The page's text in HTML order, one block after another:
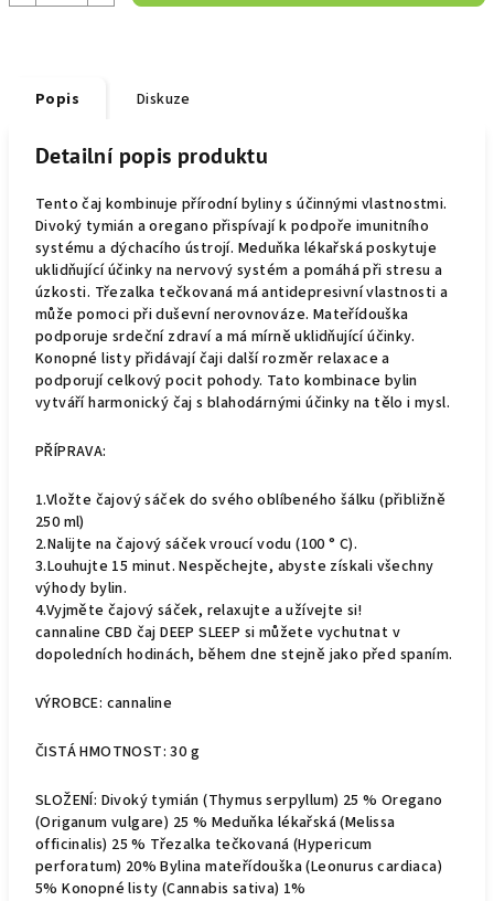
Popis Diskuze
Detailní popis produktu
Tento čaj kombinuje přírodní byliny s účinnými vlastnostmi.
Divoký tymián a oregano přispívají k podpoře imunitního
systému a dýchacího ústrojí. Meduňka lékařská poskytuje
uklidňující účinky na nervový systém a pomáhá při stresu a
úzkosti. Třezalka tečkovaná má antidepresivní vlastnosti a
může pomoci při duševní nerovnováze. Mateřídouška
podporuje srdeční zdraví a má mírně uklidňující účinky.
Konopné listy přidávají čaji další rozměr relaxace a
podporují celkový pocit pohody. Tato kombinace bylin
vytváří harmonický čaj s blahodárnými účinky na tělo i mysl.
PŘÍPRAVA:
1.Vložte čajový sáček do svého oblíbeného šálku (přibližně
250 ml)
2.Nalijte na čajový sáček vroucí vodu (100 ° C).
3.Louhujte 15 minut. Nespěchejte, abyste získali všechny
výhody bylin.
4.Vyjměte čajový sáček, relaxujte a užívejte si!
cannaline CBD čaj DEEP SLEEP si můžete vychutnat v
dopoledních hodinách, během dne stejně jako před spaním.
VÝROBCE: cannaline
ČISTÁ HMOTNOST: 30 g
SLOŽENÍ: Divoký tymián (Thymus serpyllum) 25 % Oregano
(Origanum vulgare) 25 % Meduňka lékařská (Melissa
officinalis) 25 % Třezalka tečkovaná (Hypericum
perforatum) 20% Bylina mateřídouška (Leonurus cardiaca)
5% Konopné listy (Cannabis sativa) 1%